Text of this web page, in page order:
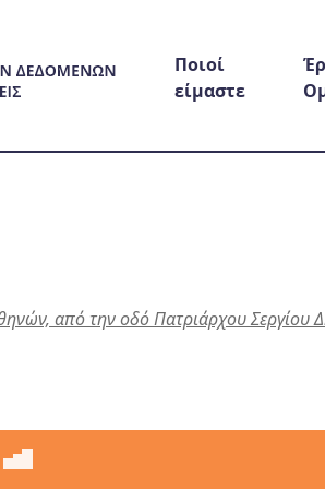
Ποιοί
είμαστε
από την οδό Πατριάρχου Σεργίου